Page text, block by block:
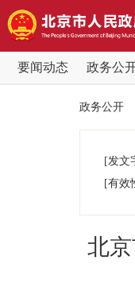
要闻动态 政务公
政务公开
[发文
[有效
北